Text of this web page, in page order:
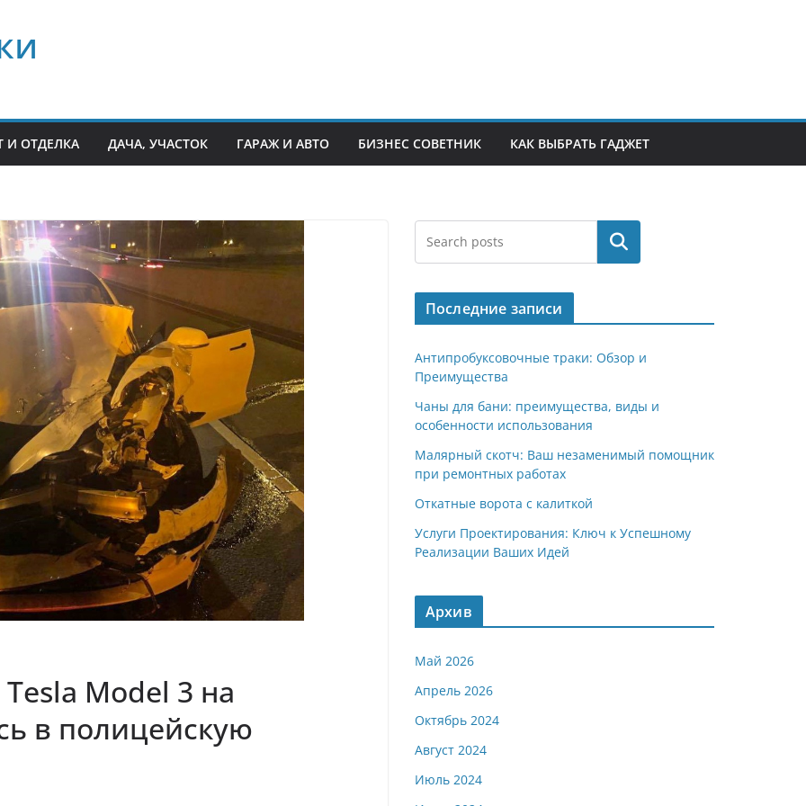
И ОТДЕЛКА ДАЧА, УЧАСТОК ГАРАЖ И АВТО БИЗНЕС СОВЕТНИК КАК ВЫБРАТЬ ГАДЖЕТ
Model 3 на
в полицейскую
Поиск
Последние записи
Антипробуксовочные траки: Обзор и
Преимущества
Чаны для бани: преимущества, виды и
особенности использования
Малярный скотч: Ваш незаменимый помощник
при ремонтных работах
Откатные ворота с калиткой
Услуги Проектирования: Ключ к Успешному
Реализации Ваших Идей
Архив
Май 2026
Апрель 2026
Октябрь 2024
Август 2024
Июль 2024